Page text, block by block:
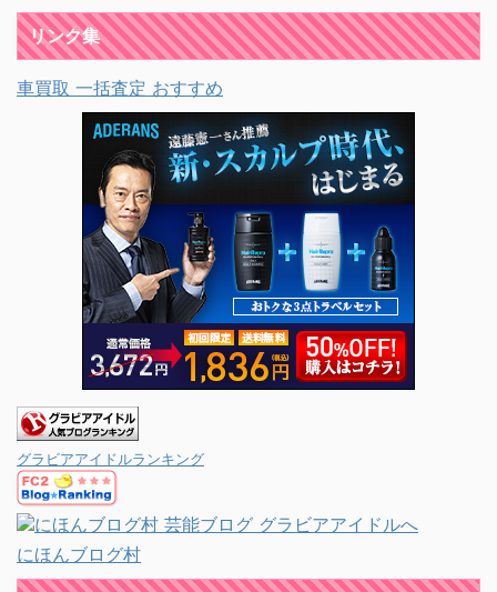
リンク集
車買取 一括査定 おすすめ
グラビアアイドルランキング
にほんブログ村